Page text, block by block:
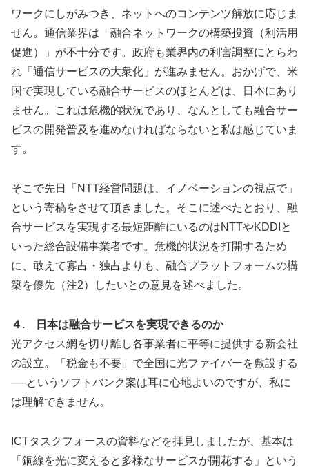
ワークにしがみつき、ネットへのコンテンツ解放に応じま
せん。通信業界は「融合ネットワークの構築投資（利活用
促進）」が不十分です。政府も業界内の利害調整にとらわ
れ「通信サービスの大衆化」が進みません。おかげで、米
国で実現している融合サービスのほとんどは、日本にあり
ません。これは危機的状況であり、なんとしても融合サー
ビスの開発普及を進めなければならないと私は感じていま
す。
そこで先日「NTT経営問題は、イノベーションの視点で」
という寄稿をさせて頂きました。そこに述べたとおり、融
合サービスを実現する最短距離にいるのはNTTやKDDIと
いった総合設備事業者です。危機的状況を打開するため
に、敢えて寡占・独占よりも、融合プラットフォームの構
築を優先（注2）したいとの意見を述べました。
４. 日本は融合サービスを実現できるのか
光アクセス網を切り離し各事業者に平等に提供する新会社
の設立。「税金も不要」で全国に光ファイバーを敷設する
──というソフトバンク案は耳に心地よいのですが、私に
は理解できません。
ICTタスクフォースの資料などを拝見しましたが、基本は
「銅線を光に変えると多様なサービスが開花する」という